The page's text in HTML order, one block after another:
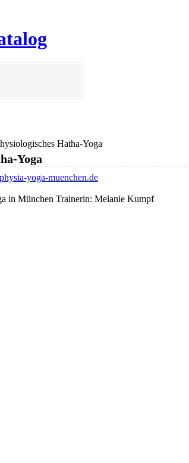
Hatha-Yoga
Yoga
yoga-muenchen.de
in München Trainerin: Melanie Kumpf